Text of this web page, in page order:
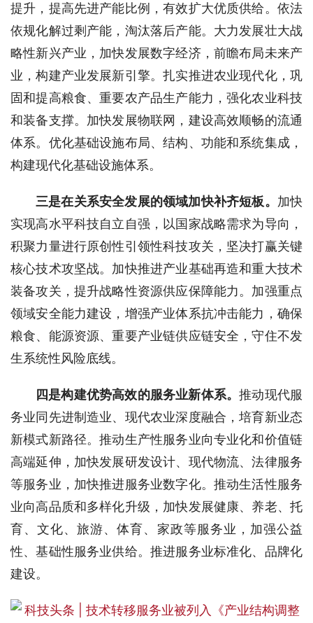
提升，提高先进产能比例，有效扩大优质供给。依法
依规化解过剩产能，淘汰落后产能。大力发展壮大战
略性新兴产业，加快发展数字经济，前瞻布局未来产
业，构建产业发展新引擎。扎实推进农业现代化，巩
固和提高粮食、重要农产品生产能力，强化农业科技
和装备支撑。加快发展物联网，建设高效顺畅的流通
体系。优化基础设施布局、结构、功能和系统集成，
构建现代化基础设施体系。
三是在关系安全发展的领域加快补齐短板。 加快
实现高水平科技自立自强，以国家战略需求为导向，
积聚力量进行原创性引领性科技攻关，坚决打赢关键
核心技术攻坚战。加快推进产业基础再造和重大技术
装备攻关，提升战略性资源供应保障能力。加强重点
领域安全能力建设，增强产业体系抗冲击能力，确保
粮食、能源资源、重要产业链供应链安全，守住不发
生系统性风险底线。
四是构建优势高效的服务业新体系。推动现代服
务业同先进制造业、现代农业深度融合，培育新业态
新模式新路径。推动生产性服务业向专业化和价值链
高端延伸，加快发展研发设计、现代物流、法律服务
等服务业，加快推进服务业数字化。推动生活性服务
业向高品质和多样化升级，加快发展健康、养老、托
育、文化、旅游、体育、家政等服务业，加强公益
性、基础性服务业供给。推进服务业标准化、品牌化
建设。